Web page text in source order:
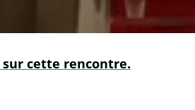
sur cette rencontre.